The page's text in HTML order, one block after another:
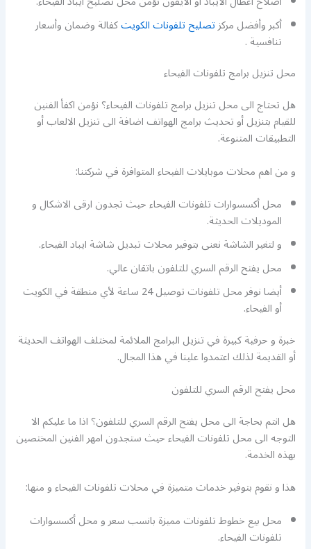
أكبر وأفضل مركزتصليح تلفونات الكويتكفالة وضمان وأسعار
تنافسية .
محل تنزيل برامج تلفونات الفيحاء
هل تحتاج الى محل تنزيل برامج تلفونات الفيحاء؟ نؤمن اكفأ الفنين
للقيام بتنزيل أو تحديث برامج الهواتف اضافة الى تنزيل الالعاب أو
التطبيقات المتنوعة.
و من اهم محلات موبايلات الفيحاء المتوافرة في شركتنا:
محل أكسسوارات تلفونات الفيحاء حيث تجدون ارقى الاشكال و
الموديلات الحديثة.
و لتغير الشاشة نعنى بتوفير محلات تبديل شاشة ايباد الفيحاء.
محل يفتح الرقم السري للتلفون باتقان عالي.
أيضا نوفر محل تلفونات توصيل 24 ساعة لأي منطقة في الكويت
أو الفيحاء.
خبرة و حرفية كبيرة في تنزيل البرامج الملائمة لمختلف الهواتف الحديثة
أو القديمة لذلك اعتمدوا علينا في هذا المجال.
محل يفتح الرقم السري للتلفون
هل انتم بحاجة الى محل يفتح الرقم السري للتلفون؟ اذا ما عليكم الا
التوجه الى محل تلفونات الفيحاء حيث ستجدون امهر الفنين المختصين
بهذه الخدمة.
هذا و نقوم بتوفير خدمات متميزة في محلات تلفونات الفيحاء و منها:
محل بيع خطوط تلفونات مميزة بانسب سعر و محل أكسسوارات
تلفونات الفيحاء.